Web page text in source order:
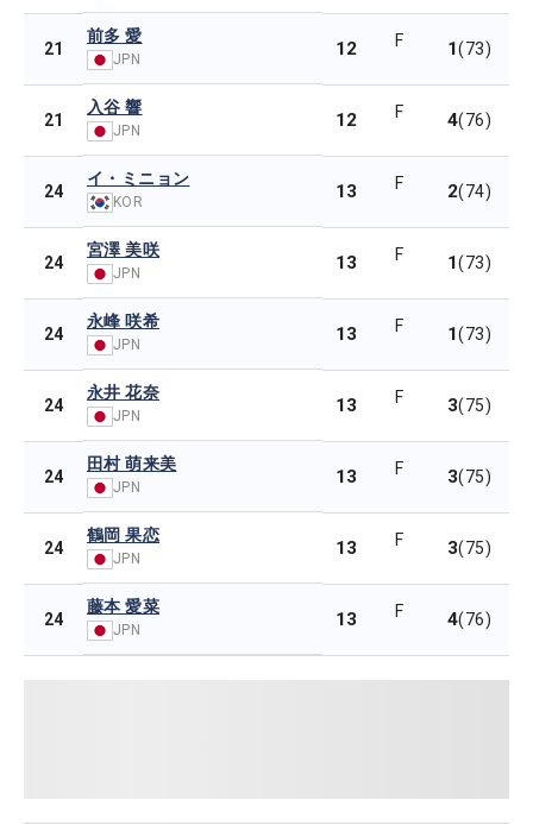
21
前多 愛
JPN 12 F 1(73)
21
入谷 響
JPN 12 F 4(76)
24
イ・ミニョン
KOR 13 F 2(74)
24
宮澤 美咲
JPN 13 F 1(73)
24
永峰 咲希
JPN 13 F 1(73)
24
永井 花奈
JPN 13 F 3(75)
24
田村 萌来美
JPN 13 F 3(75)
24
鶴岡 果恋
JPN 13 F 3(75)
24
藤本 愛菜
JPN 13 F 4(76)